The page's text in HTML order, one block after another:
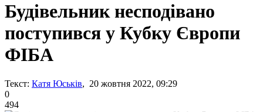
Будівельник несподівано
поступився у Кубку Європи
ФІБА
Текст: Катя Юськів, 20 жовтня 2022, 09:29
0
494